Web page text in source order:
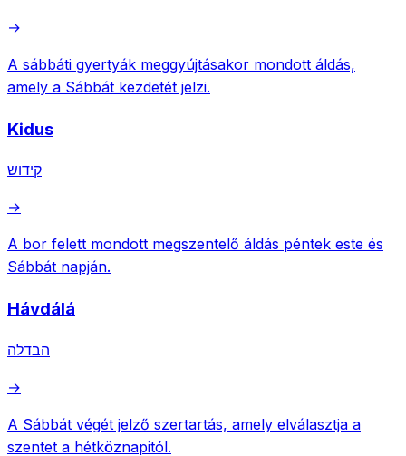
→
A sábbáti gyertyák meggyújtásakor mondott áldás,
amely a Sábbát kezdetét jelzi.
Kidus
קידוש
→
A bor felett mondott megszentelő áldás péntek este és
Sábbát napján.
Hávdálá
הבדלה
→
A Sábbát végét jelző szertartás, amely elválasztja a
szentet a hétköznapitól.